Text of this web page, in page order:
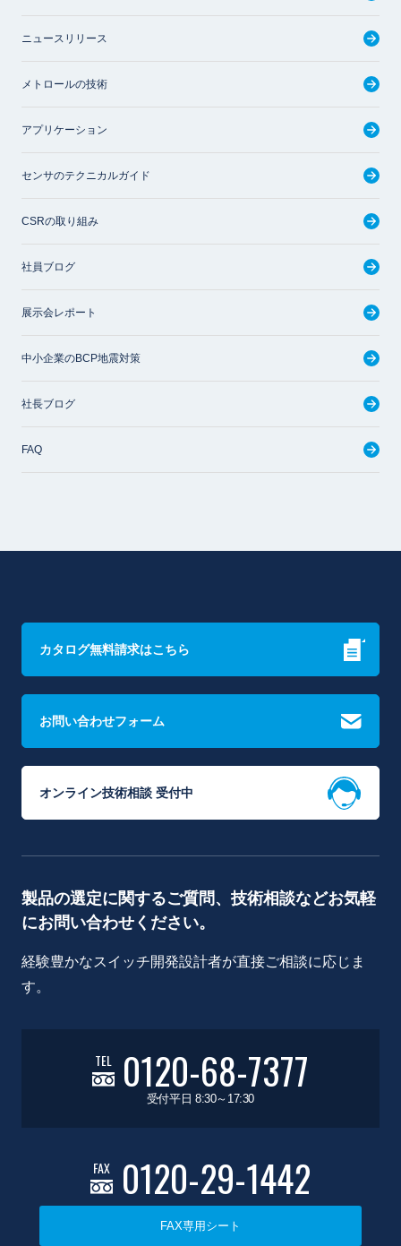
ニュースリリース
メトロールの技術
アプリケーション
センサのテクニカルガイド
CSRの取り組み
社員ブログ
展示会レポート
中小企業のBCP地震対策
社長ブログ
FAQ
カタログ無料請求はこちら
お問い合わせフォーム
オンライン技術相談 受付中
製品の選定に関するご質問、技術相談などお気軽
にお問い合わせください。
経験豊かなスイッチ開発設計者が直接ご相談に応じま
す。
TEL 0120-68-7377
受付平日 8:30～17:30
FAX 0120-29-1442
FAX専用シート